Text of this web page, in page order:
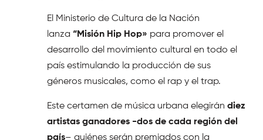
El Ministerio de Cultura de la Nación
lanza “Misión Hip Hop» para promover el
desarrollo del movimiento cultural en todo el
país estimulando la producción de sus
géneros musicales, como el rap y el trap.
Este certamen de música urbana elegirán diez
artistas ganadores -dos de cada región del
país– quiénes serán premiados con la